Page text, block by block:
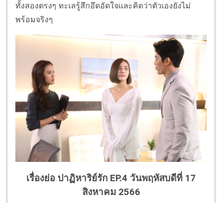
ทั้งสองตรงๆ ทะเลรู้สึกอึดอัดใจและคิดว่าตัวเองยังไม่
พร้อมจริงๆ
เรื่องย่อ ปาฏิหาริย์รัก EP.4 วันพฤหัสบดีที่ 17
สิงหาคม 2566